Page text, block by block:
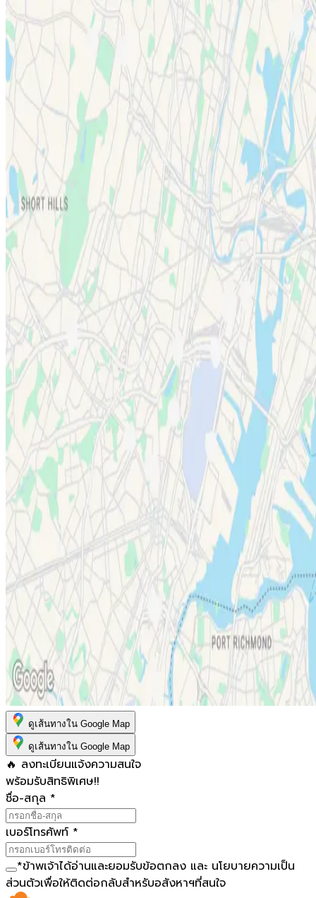
ดูเส้นทางใน Google Map
ดูเส้นทางใน Google Map
🔥 ลงทะเบียนแจ้งความสนใจ
พร้อมรับสิทธิพิเศษ!!
ชื่อ-สกุล *
เบอร์โทรศัพท์ *
*ข้าพเจ้าได้อ่านและยอมรับข้อตกลง และ นโยบายความเป็น
ส่วนตัวเพื่อให้ติดต่อกลับสำหรับอสังหาฯที่สนใจ